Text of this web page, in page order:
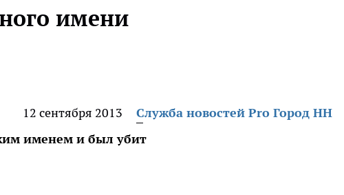
имени
12 сентября 2013
Служба новостей Pro Город НН
именем и был убит